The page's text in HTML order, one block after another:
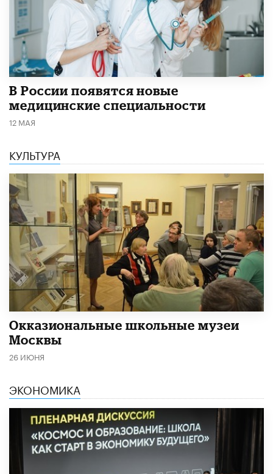
В России появятся новые
медицинские специальности
12 МАЯ
КУЛЬТУРА
​Окказиональные школьные музеи
Москвы
26 ИЮНЯ
ЭКОНОМИКА